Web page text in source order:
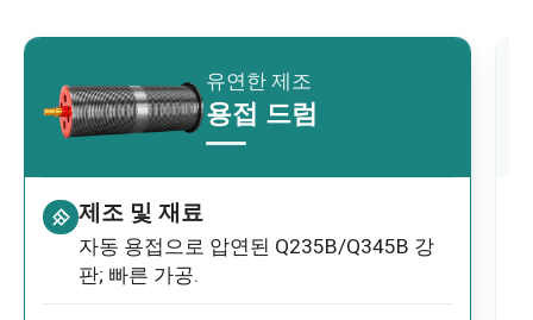
유연한 제조
용접 드럼
제조 및 재료
자동 용접으로 압연된 Q235B/Q345B 강
판; 빠른 가공.